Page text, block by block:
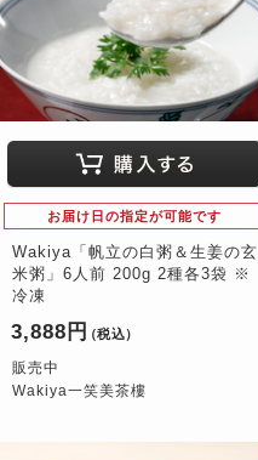
お届け日の指定が可能です
Wakiya「帆立の白粥＆生姜の玄
米粥」6人前 200g 2種各3袋 ※
冷凍
3,888円 （税込）
販売中
Wakiya一笑美茶樓